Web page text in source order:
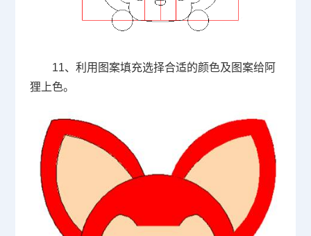
11、利用图案填充选择合适的颜色及图案给阿
狸上色。